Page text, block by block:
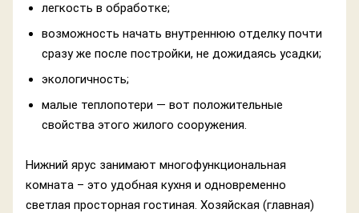
легкость в обработке;
возможность начать внутреннюю отделку почти
сразу же после постройки, не дожидаясь усадки;
экологичность;
малые теплопотери — вот положительные
свойства этого жилого сооружения.
Нижний ярус занимают многофункциональная
комната – это удобная кухня и одновременно
светлая просторная гостиная. Хозяйская (главная)